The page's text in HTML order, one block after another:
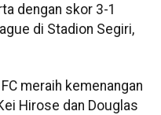
dengan skor 3-1
di Stadion Segiri,
meraih kemenangan
Hirose dan Douglas